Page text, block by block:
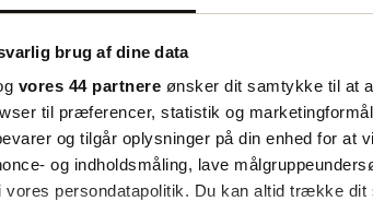
brug af dine data
vores 44 partnere ønsker dit samtykke til at
til præferencer, statistik og
og tilgår oplysninger på din enhed for at
og indholdsmåling, lave
vores persondatapolitik. Du kan altid trække